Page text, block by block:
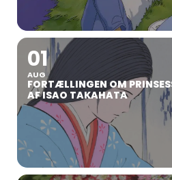
01
AUG
FORTÆLLINGEN OM
AF ISAO TAKAHATA